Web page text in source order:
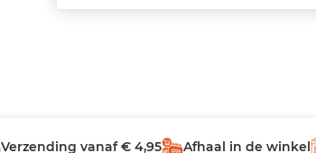
Verzending vanaf € 4,95 Afhaal in de winkel